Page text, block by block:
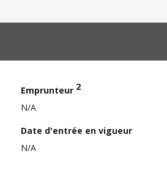
Emprunteur 2
N/A
Date d'entrée en vigueur
N/A